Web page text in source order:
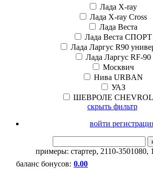
Лада X-ray
Лада X-ray Cross
Лада Веста
Лада Веста СПОРТ
Лада Ларгус R90
Лада Ларгус RF-90
Москвич
Нива URBAN
УАЗ
ШЕВРОЛЕ
скрыть фильтр
войти
примеры: стартер, 2110-3501080,
баланс бонусов: 0.00